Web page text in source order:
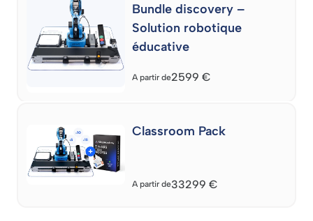
Bundle discovery –
Solution robotique
éducative
A partir de2599€
Classroom Pack
A partir de33299€